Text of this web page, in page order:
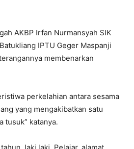
AKBP Irfan Nurmansyah SIK
IPTU Geger Maspanji
membenarkan
perkelahian antara sesama
yang mengakibatkan satu
tusuk” katanya.